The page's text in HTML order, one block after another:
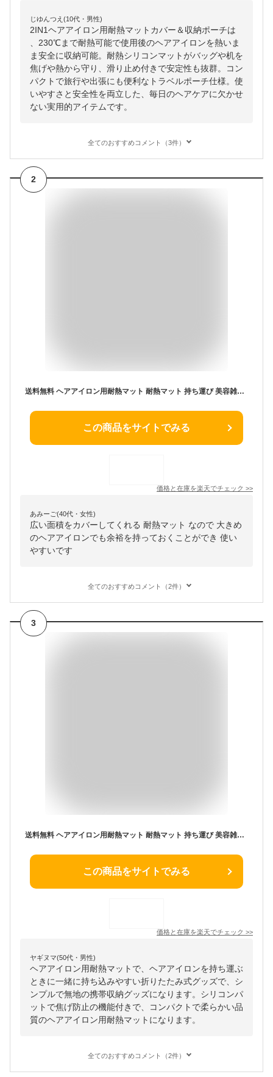
じゆんつえ(10代・男性)
2IN1ヘアアイロン用耐熱マットカバー＆収納ポーチは
、230℃まで耐熱可能で使用後のヘアアイロンを熱いま
ま安全に収納可能。耐熱シリコンマットがバッグや机を
焦げや熱から守り、滑り止め付きで安定性も抜群。コン
パクトで旅行や出張にも便利なトラベルポーチ仕様。使
いやすさと安全性を両立した、毎日のヘアケアに欠かせ
ない実用的アイテムです。
全てのおすすめコメント（3件）
2
送料無料 ヘアアイロン用耐熱マット 耐熱マット 持ち運び 美容雑貨 ヘアアイロン 耐熱 焦げ防止 シリコン シート 耐熱 シンプル 無地 コンパクト 折りたたみ ブラック グレー ローズ 携帯 収納 コンパクト やわらかい
この商品をサイトでみる
価格と在庫を楽天でチェック >>
あみーご(40代・女性)
広い面積をカバーしてくれる 耐熱マット なので 大きめ
のヘアアイロンでも余裕を持っておくことができ 使い
やすいです
全てのおすすめコメント（2件）
3
送料無料 ヘアアイロン用耐熱マット 耐熱マット 持ち運び 美容雑貨 ヘアアイロン 耐熱 焦げ防止 シリコン シート 耐熱 シンプル 無地 コンパクト 折りたたみ ブラック グレー ローズ 携帯 収納 コンパクト やわらかい
この商品をサイトでみる
価格と在庫を楽天でチェック >>
ヤギヌマ(50代・男性)
ヘアアイロン用耐熱マットで、ヘアアイロンを持ち運ぶ
ときに一緒に持ち込みやすい折りたたみ式グッズで、シ
ンプルで無地の携帯収納グッズになります。シリコンパ
ットで焦げ防止の機能付きで、コンパクトで柔らかい品
質のヘアアイロン用耐熱マットになります。
全てのおすすめコメント（2件）